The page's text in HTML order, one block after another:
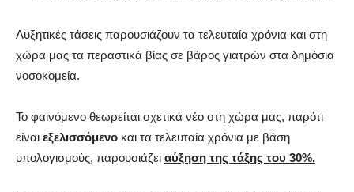
Αυξητικές τάσεις παρουσιάζουν τα τελευταία χρόνια και στη
χώρα μας τα περαστικά βίας σε βάρος γιατρών στα δημόσια
νοσοκομεία.
Το φαινόμενο θεωρείται σχετικά νέο στη χώρα μας, παρότι
είναι εξελισσόμενο και τα τελευταία χρόνια με βάση
υπολογισμούς, παρουσιάζει αύξηση της τάξης του 30%.